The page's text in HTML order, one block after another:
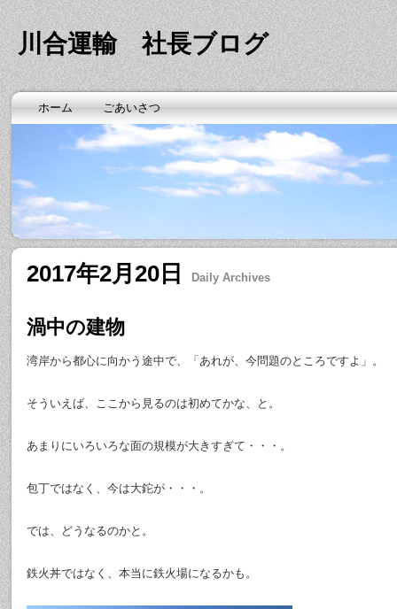
川合運輸 社長ブログ
ホーム ごあいさつ
2017年2月20日 Daily Archives
渦中の建物
湾岸から都心に向かう途中で、「あれが、今問題のところですよ」。
そういえば、ここから見るのは初めてかな、と。
あまりにいろいろな面の規模が大きすぎて・・・。
包丁ではなく、今は大鉈が・・・。
では、どうなるのかと。
鉄火丼ではなく、本当に鉄火場になるかも。